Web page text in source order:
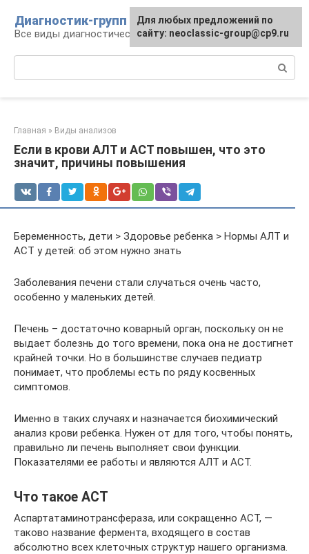
контенту
Диагностик-групп
Все виды диагностических манипуляций
Главная » Виды анализов
Если в крови АЛТ и АСТ повышен, что это
значит, причины повышения
Беременность, дети > Здоровье ребенка > Нормы АЛТ и
АСТ у детей: об этом нужно знать
Заболевания печени стали случаться очень часто,
особенно у маленьких детей.
Печень – достаточно коварный орган, поскольку он не
выдает болезнь до того времени, пока она не достигнет
крайней точки. Но в большинстве случаев педиатр
понимает, что проблемы есть по ряду косвенных
симптомов.
Именно в таких случаях и назначается биохимический
анализ крови ребенка. Нужен от для того, чтобы понять,
правильно ли печень выполняет свои функции.
Показателями ее работы и являются АЛТ и АСТ.
Что такое АСТ
Аспартатаминотрансфераза, или сокращенно АСТ, —
таково название фермента, входящего в состав
абсолютно всех клеточных структур нашего организма.
Для любых предложений по
сайту: neoclassic-group@cp9.ru